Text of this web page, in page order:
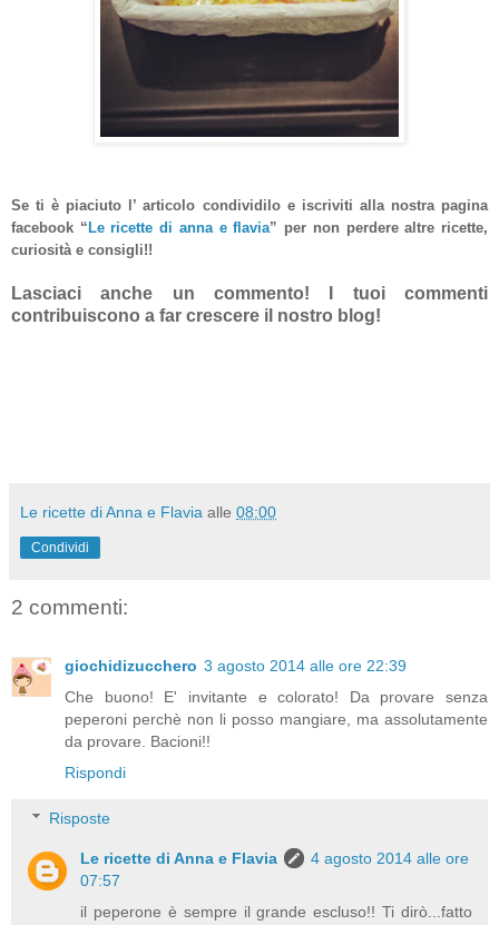
Se ti è piaciuto l’ articolo condividilo e iscriviti alla nostra pagina
facebook “ Le ricette di anna e flavia” per non perdere altre ricette,
curiosità e consigli!!
Lasciaci anche un commento! I tuoi commenti
contribuiscono a far crescere il nostro blog!
Le ricette di Anna e Flavia alle 08:00
Condividi
2 commenti:
giochidizucchero 3 agosto 2014 alle ore 22:39
Che buono! E' invitante e colorato! Da provare senza
peperoni perchè non li posso mangiare, ma assolutamente
da provare. Bacioni!!
Rispondi
Risposte
Le ricette di Anna e Flavia
4 agosto 2014 alle ore
07:57
il peperone è sempre il grande escluso!! Ti dirò...fatto